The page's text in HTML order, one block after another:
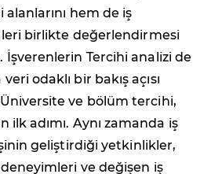
hem de iş
birlikte değerlendirmesi
İşverenlerin Tercihi analizi de
odaklı bir bakış açısı
Üniversite ve bölüm tercihi,
adımı. Aynı zamanda iş
geliştirdiği yetkinlikler,
deneyimleri ve değişen iş